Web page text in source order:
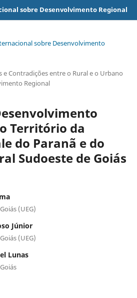
sobre Desenvolvimento Regional
sobre Desenvolvimento
e Contradições entre o Rural e o Urbano
Regional
Território da
do Paranã e do
Sudoeste de Goiás
(UEG)
Júnior
(UEG)
Lunas